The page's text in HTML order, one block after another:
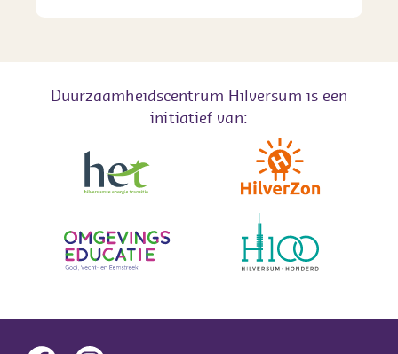
Duurzaamheidscentrum Hilversum is een
initiatief van: